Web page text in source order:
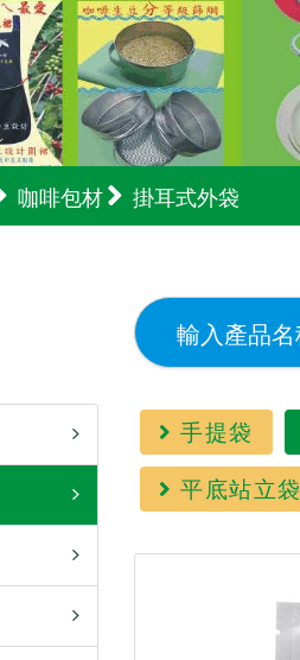
咖啡包材 掛耳式外袋
手提袋
平底站立袋